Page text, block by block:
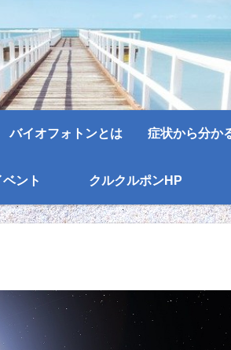
バイオフォトンとは 症状から分か
ント クルクルポンHP